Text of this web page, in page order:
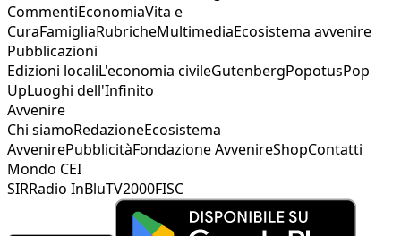
CommentiEconomiaVita e
CuraFamigliaRubricheMultimediaEcosistema avvenire
Pubblicazioni
Edizioni localiL'economia civileGutenbergPopotusPop
UpLuoghi dell'Infinito
Avvenire
Chi siamoRedazioneEcosistema
AvvenirePubblicitàFondazione AvvenireShopContatti
Mondo CEI
SIRRadio InBluTV2000FISC